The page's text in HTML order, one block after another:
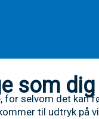
som dig
for selvom det kan
til udtryk på